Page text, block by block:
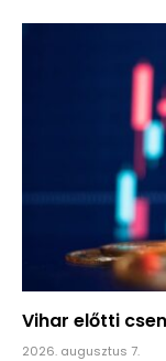
Vihar előtti
2026. augusztus 7.